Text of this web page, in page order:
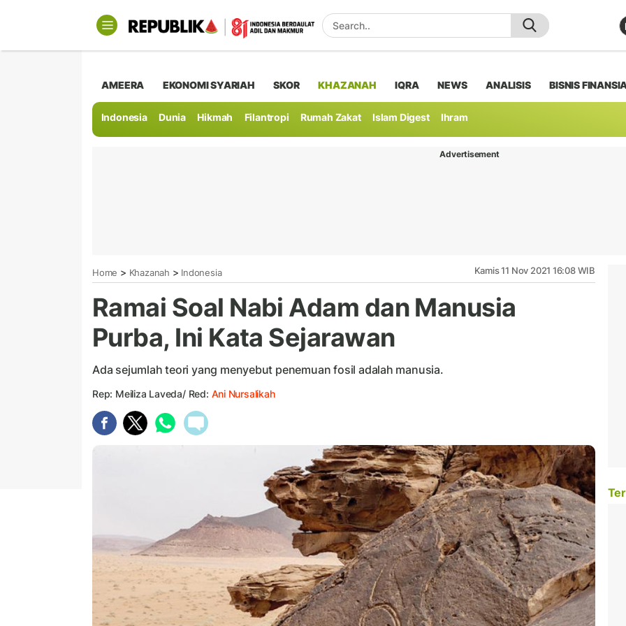
AMEERA EKONOMI SYARIAH SKOR KHAZANAH IQRA NEWS ANALISIS BISNIS
Indonesia Dunia Hikmah Filantropi Rumah Zakat Islam Digest Ihram
Advertisement
Home > Khazanah > Indonesia Kamis 11 Nov 2021 16:08 WIB
Ramai Soal Nabi Adam dan Manusia
Purba, Ini Kata Sejarawan
Ada sejumlah teori yang menyebut penemuan fosil adalah manusia.
Rep: Meiliza Laveda/ Red: Ani Nursalikah